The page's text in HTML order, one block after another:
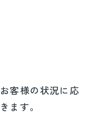
客様の状況に応
ます。